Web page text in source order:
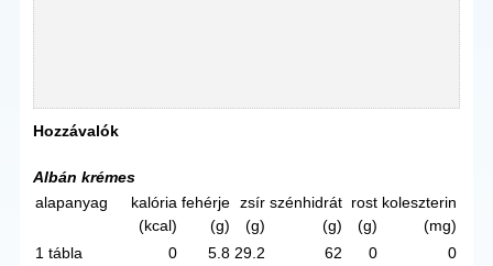
Hozzávalók
Albán krémes
alapanyag
kalória
(kcal)
fehérje
(g)
zsír
(g)
szénhidrát
(g)
rost
(g)
koleszterin
(mg)
1 tábla
0 5.8 29.2 62 0 0